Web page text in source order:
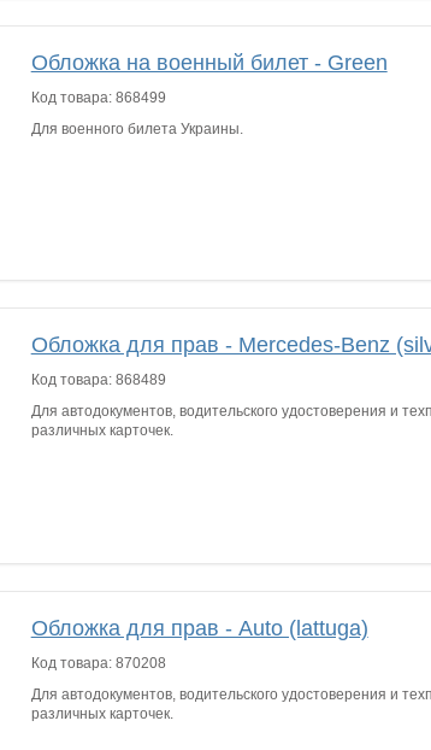
Обложка на военный билет - Green
Код товара: 868499
Для военного билета Украины.
Обложка для прав - Mercedes-Benz
Код товара: 868489
Для автодокументов, водительского удостоверения и
различных карточек.
Обложка для прав - Auto (lattuga)
Код товара: 870208
Для автодокументов, водительского удостоверения и
различных карточек.